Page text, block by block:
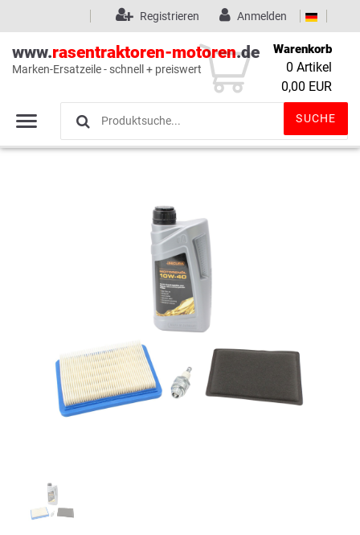
Wunschliste (0)
Anmelden
Registrieren
www.rasentraktoren-motoren.de
Marken-Ersatzeile - schnell + preiswert
SUCHE
Warenkorb
0 Artikel
0,00 EUR